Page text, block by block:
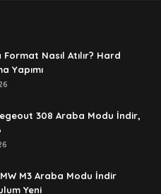
Nasıl Atılır? Hard
Yapımı
308 Araba Modu İndir,
M3 Araba Modu İndir
Yeni